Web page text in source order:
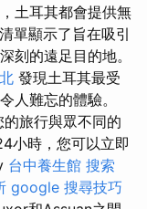
土耳其都會提供無
單顯示了旨在吸引
刻的遠足目的地。
發現土耳其最受
人難忘的體驗。
旅行與眾不同的
小時，您可以立即
台中養生館 搜索
google 搜尋技巧